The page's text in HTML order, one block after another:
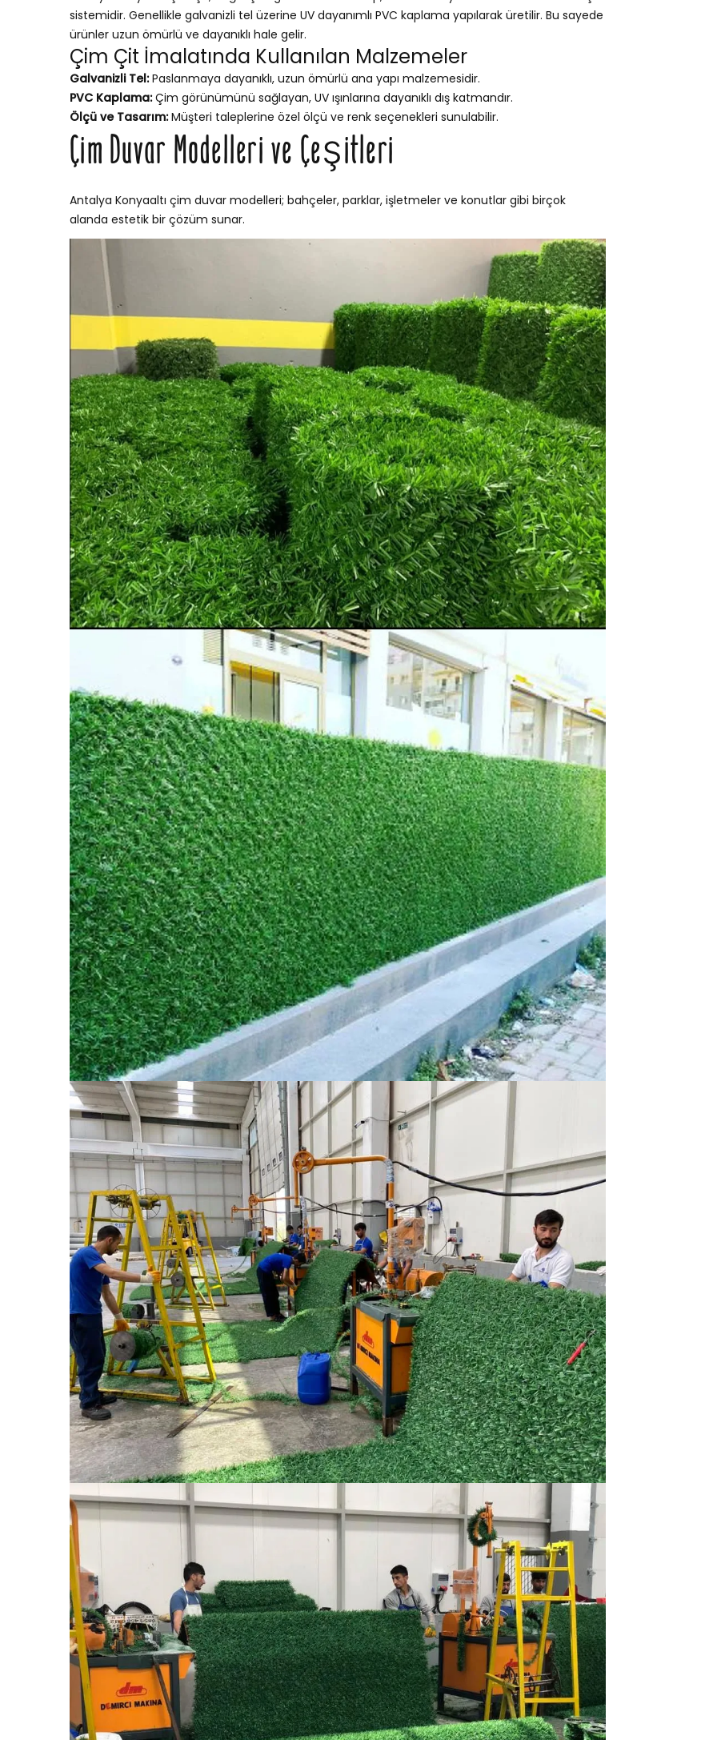
sistemidir. Genellikle galvanizli tel üzerine UV dayanımlı PVC kaplama yapılarak üretilir. Bu sayede
ürünler uzun ömürlü ve dayanıklı hale gelir.
Çim Çit İmalatında Kullanılan Malzemeler
Galvanizli Tel:Paslanmaya dayanıklı, uzun ömürlü ana yapı malzemesidir.
PVC Kaplama:Çim görünümünü sağlayan, UV ışınlarına dayanıklı dış katmandır.
Ölçü ve Tasarım:Müşteri taleplerine özel ölçü ve renk seçenekleri sunulabilir.
Çim Duvar Modelleri ve Çeşitleri
Antalya Konyaaltı çim duvar modelleri; bahçeler, parklar, işletmeler ve konutlar gibi birçok
alanda estetik bir çözüm sunar.